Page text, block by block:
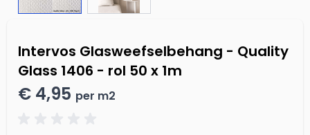
Intervos Glasweefselbehang - Quality
Glass 1406 - rol 50 x 1m
€ 4,95 per m2